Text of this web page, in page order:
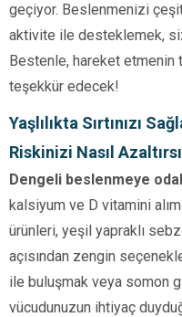
geçiyor. Beslenmenizi
aktivite ile desteklemek,
Bestenle, hareket etmenin
teşekkür edecek!
Yaşlılıkta Sırtınızı
Riskinizi Nasıl
Dengeli beslenmeye
kalsiyum ve D vitamini
ürünleri, yeşil yapraklı
açısından zengin
ile buluşmak veya somon
vücudunuzun ihtiyaç